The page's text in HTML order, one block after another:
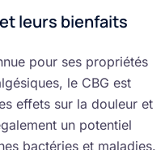
leurs bienfaits
pour ses propriétés
le CBG est
effets sur la douleur et
un potentiel
bactéries et maladies.